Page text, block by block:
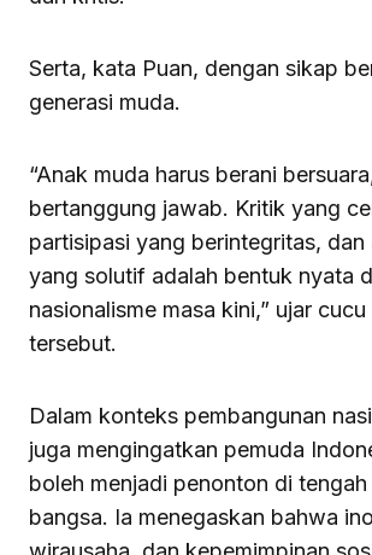
Serta, kata Puan, dengan sikap
generasi muda.
“Anak muda harus berani
bertanggung jawab. Kritik yang
partisipasi yang berintegritas, dan
yang solutif adalah bentuk nyata
nasionalisme masa kini,” ujar
tersebut.
Dalam konteks pembangunan
juga mengingatkan pemuda
boleh menjadi penonton di
bangsa. Ia menegaskan bahwa